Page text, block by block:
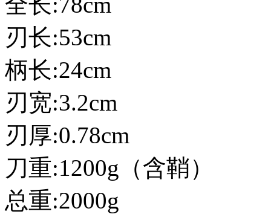
刃长:53cm
柄长:24cm
刃宽:3.2cm
刃厚:0.78cm
刀重:1200g（含鞘）
总重:2000g